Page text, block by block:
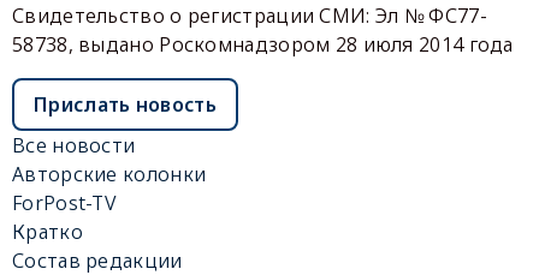
Свидетельство о регистрации СМИ: Эл № ФС77-
58738, выдано Роскомнадзором 28 июля 2014 года
Прислать новость
Все новости
Авторские колонки
ForPost-TV
Кратко
Состав редакции